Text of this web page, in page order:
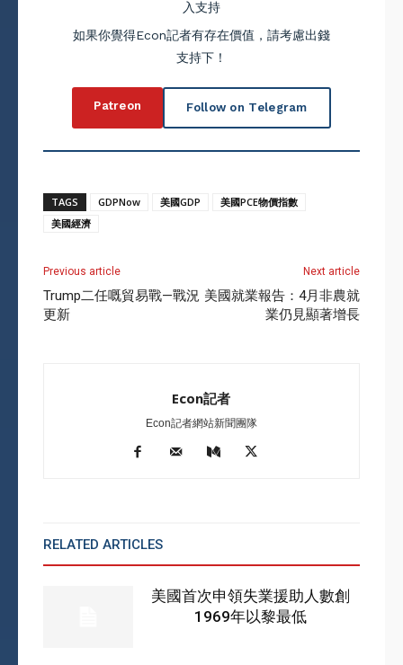
入支持
如果你覺得Econ記者有存在價值，請考慮出錢
支持下！
Patreon Follow on Telegram
TAGS GDPNow 美國GDP
美國PCE物價指數
美國經濟
Previous article
Trump二任嘅貿易戰—戰況
更新
Next article
美國就業報告：4月非農就
業仍見顯著增長
Econ記者
Econ記者網站新聞團隊
RELATED ARTICLES
美國首次申領失業援助人數創
1969年以黎最低